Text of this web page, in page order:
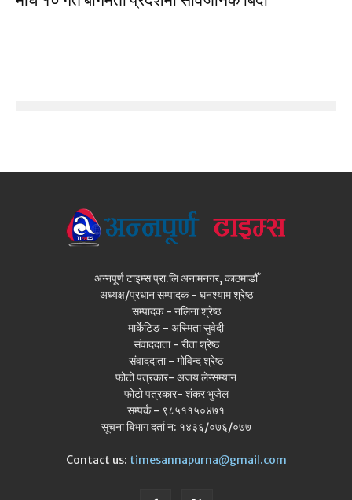
अन्नपूर्ण टाइम्स प्रा.लि अनामनगर, काठमाडौँ
अध्यक्ष/प्रधान सम्पादक - घनश्याम श्रेष्ठ
सम्पादक - नलिना श्रेष्ठ
मार्केटिङ - अस्मिता सुवेदी
संवाददाता - रीता श्रेष्ठ
संवाददाता - गोविन्द श्रेष्ठ
फोटो पत्रकार- अजय लेन्सम्यान
फोटो पत्रकार- शंकर भुजेल
सम्पर्क - ९८५११५०४७१
सूचना बिभाग दर्ता न: १४३६/०७६/०७७
Contact us: timesannapurna@gmail.com